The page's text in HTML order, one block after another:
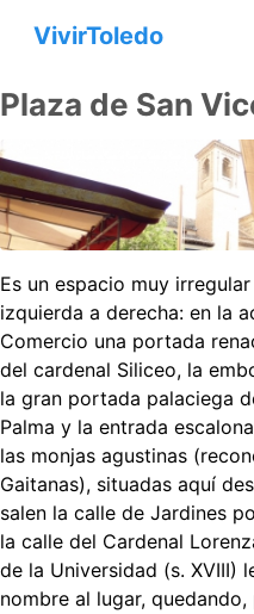
VivirToledo
Plaza de San
Es un espacio muy
izquierda a derecha: en la
Comercio una portada
del cardenal Siliceo, la
la gran portada palaciega
Palma y la entrada
las monjas agustinas
Gaitanas), situadas aquí
salen la calle de Jardines
la calle del Cardenal
de la Universidad (s. XVIII)
nombre al lugar,